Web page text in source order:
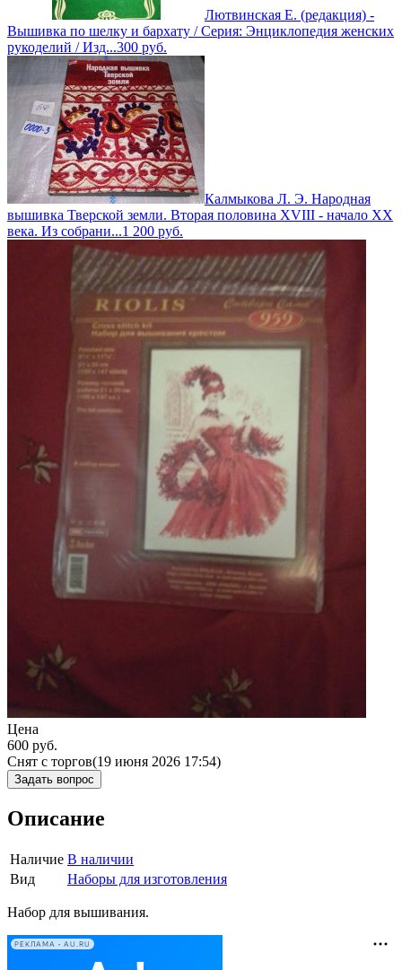
Лютвинская Е. (редакция) -
Вышивка по шелку и бархату / Серия: Энциклопедия женских
рукоделий / Изд...300 руб.
Калмыкова Л. Э. Народная
вышивка Тверской земли. Вторая половина XVIII - начало XX
века. Из собрани...1 200 руб.
Цена
600 руб.
Снят с торгов(19 июня 2026 17:54)
Задать вопрос
Описание
Наличие В наличии
Вид
Наборы для изготовления
Набор для вышивания.
РЕКЛАМА • AU.RU